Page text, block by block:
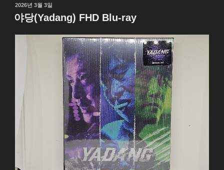
작
성
일
2026년 3월 3일
야당(Yadang) FHD Blu-ray